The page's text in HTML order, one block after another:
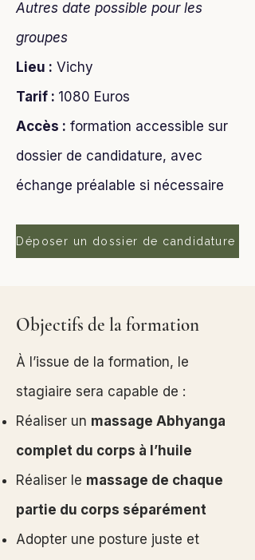
Autres date possible pour les
groupes
Lieu : Vichy
Tarif : 1080 Euros
Accès : formation accessible sur
dossier de candidature, avec
échange préalable si nécessaire
Déposer un dossier de candidature
Objectifs de la formation
À l’issue de la formation, le
stagiaire sera capable de :
Réaliser un massage Abhyanga
complet du corps à l’huile
Réaliser le massage de chaque
partie du corps séparément
Adopter une posture juste et